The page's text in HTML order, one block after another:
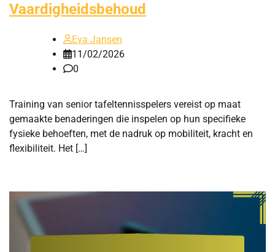
Vaardigheidsbehoud
Eva Jansen
11/02/2026
0
Training van senior tafeltennisspelers vereist op maat
gemaakte benaderingen die inspelen op hun specifieke
fysieke behoeften, met de nadruk op mobiliteit, kracht en
flexibiliteit. Het […]